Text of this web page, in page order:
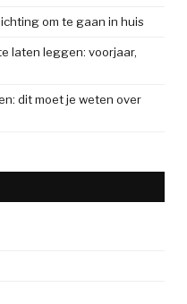
om te gaan in huis
laten leggen: voorjaar,
dit moet je weten over